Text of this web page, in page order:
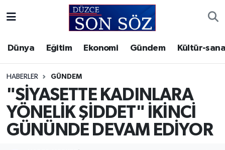
Dünya Eğitim Ekonomi Gündem Kültür-
HABERLER GÜNDEM
"SİYASETTE KADINLARA
YÖNELİK ŞİDDET" İKİNCİ
GÜNÜNDE DEVAM EDİYOR
Gizlilik Sözleşmesi
İletişim
Künye
Akçakoca Hava Durumu
Akçakoca Trafik Yoğunluk Haritası
Süper Lig Puan Durumu ve Fikstür